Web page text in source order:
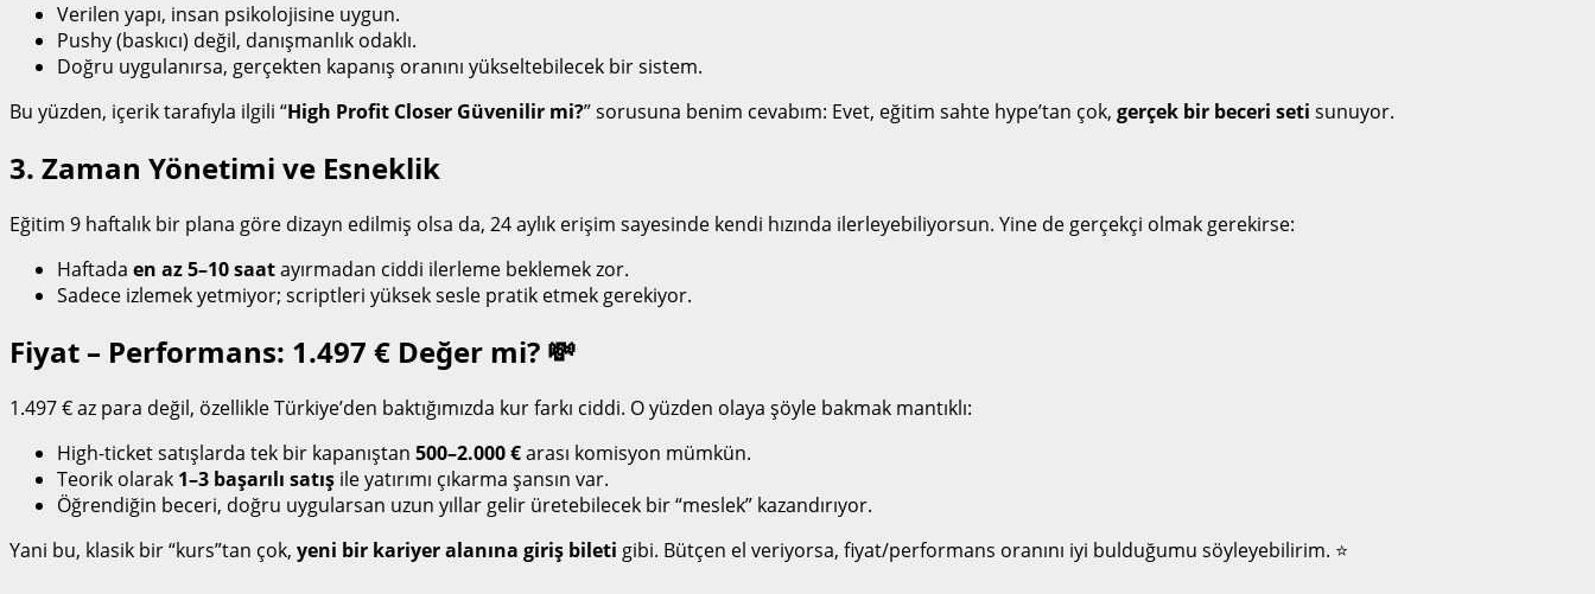
Verilen yapı, insan psikolojisine uygun.
Pushy (baskıcı) değil, danışmanlık odaklı.
Doğru uygulanırsa, gerçekten kapanış oranını yükseltebilecek bir sistem.
Bu yüzden, içerik tarafıyla ilgili “High Profit Closer Güvenilir mi?” sorusuna benim cevabım: Evet, eğitim sahte hype’tan çok, gerçek bir beceri seti sunuyor.
3. Zaman Yönetimi ve Esneklik
Eğitim 9 haftalık bir plana göre dizayn edilmiş olsa da, 24 aylık erişim sayesinde kendi hızında ilerleyebiliyorsun. Yine de gerçekçi olmak gerekirse:
Haftada en az 5–10 saatayırmadan ciddi ilerleme beklemek zor.
Sadece izlemek yetmiyor; scriptleri yüksek sesle pratik etmek gerekiyor.
Fiyat – Performans: 1.497 € Değer mi? 💸
1.497 € az para değil, özellikle Türkiye’den baktığımızda kur farkı ciddi. O yüzden olaya şöyle bakmak mantıklı:
High-ticket satışlarda tek bir kapanıştan 500–2.000 €arası komisyon mümkün.
Teorik olarak 1–3 başarılı satış ile yatırımı çıkarma şansın var.
Öğrendiğin beceri, doğru uygularsan uzun yıllar gelir üretebilecek bir “meslek” kazandırıyor.
Yani bu, klasik bir “kurs”tan çok, yeni bir kariyer alanına giriş bileti gibi. Bütçen el veriyorsa, fiyat/performans oranını iyi bulduğumu söyleyebilirim. ⭐